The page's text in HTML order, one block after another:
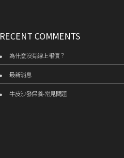
RECENT COMMENTS
為什麼沒有線上報價？
最新消息
牛皮沙發保養-常見問題